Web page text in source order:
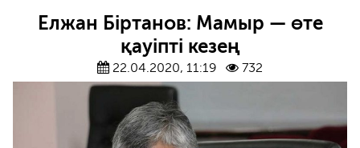
Елжан Біртанов: Мамыр — өте
қауіпті кезең
22.04.2020, 11:19 732